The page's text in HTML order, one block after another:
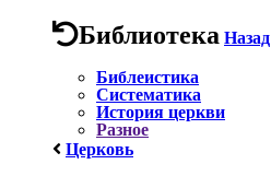
Библиотека Назад
Библеистика
Систематика
История церкви
Разное
Церковь